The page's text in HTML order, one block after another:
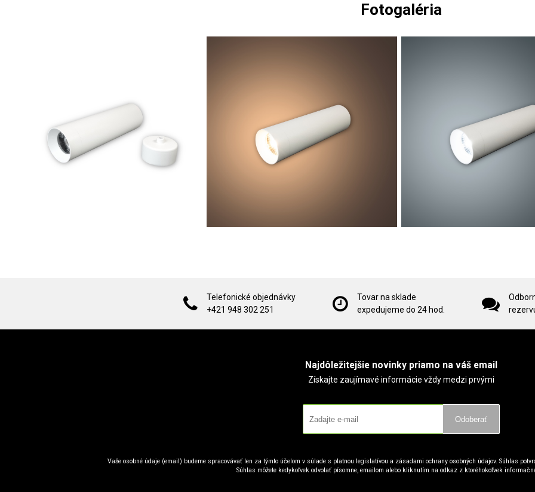
Fotogaléria
Telefonické objednávky
+421 948 302 251
Tovar na sklade
expedujeme do 24 hod.
Najdôležitejšie novinky priamo na váš email
Získajte zaujímavé informácie vždy medzi prvými
Odoberať
Vaše osobné údaje (email) budeme spracovávať len za týmto účelom v súlade s platnou legislatívou a zásadami ochrany osobných údajov. Súhlas
Súhlas môžete kedykoľvek odvolať písomne, emailom alebo kliknutím na odkaz z ktoréhokoľvek